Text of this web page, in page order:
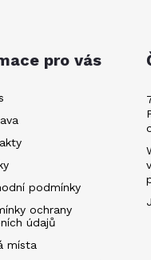
pro vás
podmínky
ochrany
údajů
místa